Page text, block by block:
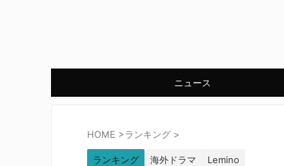
ニュース
HOME >ランキング >
ランキング 海外ドラマ Lemino